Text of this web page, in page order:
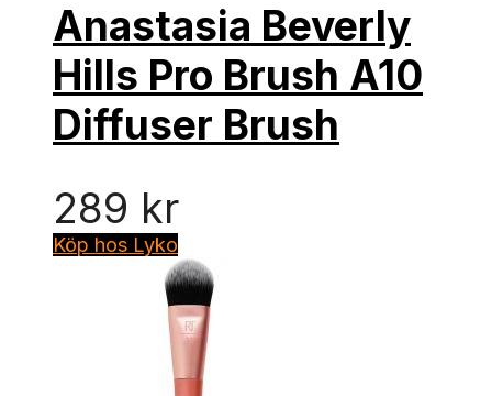
Anastasia Beverly
Hills Pro Brush A10
Diffuser Brush
289 kr
Köp hos Lyko